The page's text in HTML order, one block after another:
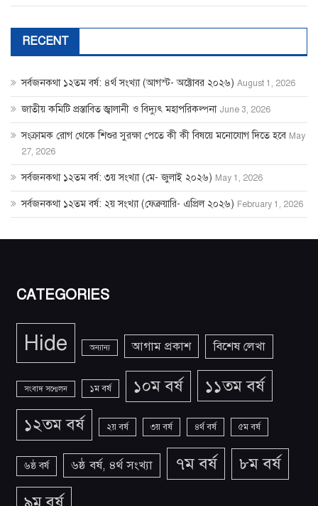
RECENT
সর্বজনকথা ১২তম বর্ষ: ৪র্থ সংখ্যা (আগস্ট- অক্টোবর ২০২৬) August 1, 2026
জাতীয় কমিটি প্রস্তাবিত জ্বালানী ও বিদ্যুৎ মহাপরিকল্পনা June 3, 2026
সংক্রামক রোগ থেকে শিশুর সুরক্ষা পেতে কী কী বিষয়ে মনোযোগ দিতে হবে May
27, 2026
সর্বজনকথা ১২তম বর্ষ: ৩য় সংখ্যা (মে- জুলাই ২০২৬) May 1, 2026
সর্বজনকথা ১২তম বর্ষ: ২য় সংখ্যা (ফেব্রুয়ারি- এপ্রিল ২০২৬) February 1, 2026
CATEGORIES
Hide অন্যান্য আগাম প্রকাশ বিশেষ লেখা
সংবাদ সন্মেলন ১ম বর্ষ ১০ম বর্ষ ১১তম বর্ষ
১২তম বর্ষ ২য় বর্ষ ৩য় বর্ষ ৪র্থ বর্ষ ৫ম বর্ষ
৬ষ্ঠ বর্ষ ৬ষ্ঠ বর্ষ, ৪র্থ সংখ্যা ৭ম বর্ষ
৮ম বর্ষ
৯ম বর্ষ